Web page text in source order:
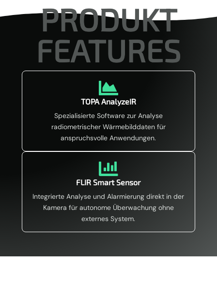
PRODUKT
FEATURES

TOPA AnalyzeIR
Spezialisierte Software zur Analyse
radiometrischer Wärmebilddaten für
anspruchsvolle Anwendungen.

FLIR Smart Sensor
Integrierte Analyse und Alarmierung direkt in der
Kamera für autonome Überwachung ohne
externes System.